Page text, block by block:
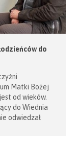
do
Matki Bożej
od wieków.
do Wiednia
odwiedzał